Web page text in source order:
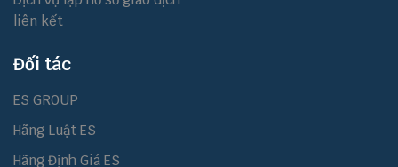
liên kết
Đối tác
ES GROUP
Hãng Luật ES
Hãng Định Giá ES